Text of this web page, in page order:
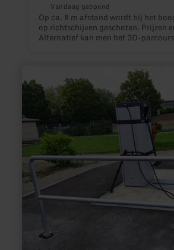
Vandaag geopend
Op ca. 8 m afstand wordt bij het
op richtschijven geschoten. Prijzen
Alternatief kan men het 3D-
informatie
over:
Fietsenwasplaats